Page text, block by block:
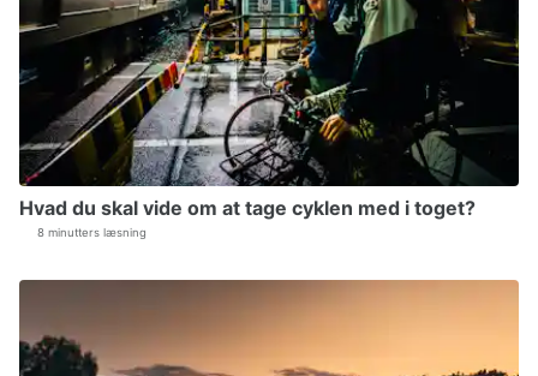
Hvad du skal vide om at tage cyklen med i toget?
8 minutters læsning